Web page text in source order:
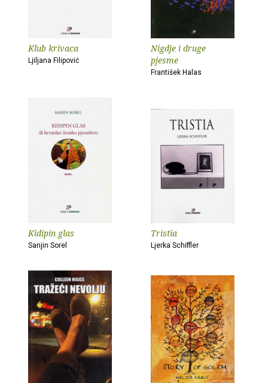
Klub krivaca
Ljiljana Filipović
Nigdje i druge
pjesme
František Halas
Kidipin glas
Sanjin Sorel
Tristia
Ljerka Schiffler